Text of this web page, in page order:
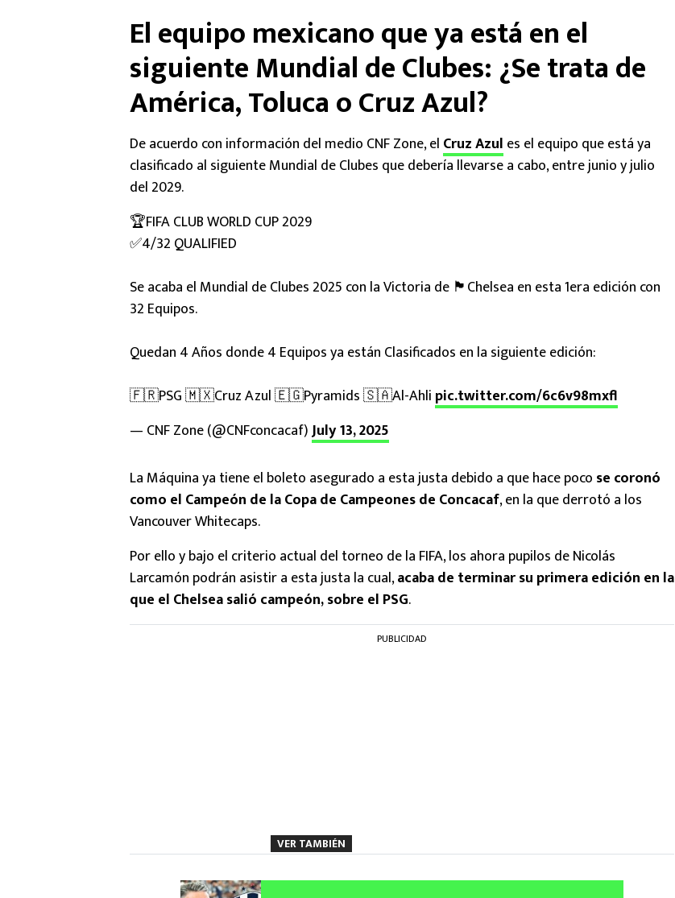
El equipo mexicano que ya está en el
siguiente Mundial de Clubes: ¿Se trata de
América, Toluca o Cruz Azul?
De acuerdo con información del medio CNF Zone, el Cruz Azul es el equipo que está ya
clasificado al siguiente Mundial de Clubes que debería llevarse a cabo, entre junio y julio
del 2029.
🏆FIFA CLUB WORLD CUP 2029
✅4/32 QUALIFIED
Se acaba el Mundial de Clubes 2025 con la Victoria de 🏴󠁧󠁢󠁥󠁮󠁧󠁿Chelsea en esta 1era edición con
32 Equipos.
Quedan 4 Años donde 4 Equipos ya están Clasificados en la siguiente edición:
🇫🇷PSG 🇲🇽Cruz Azul 🇪🇬Pyramids 🇸🇦Al-Ahli pic.twitter.com/6c6v98mxfl
— CNF Zone (@CNFconcacaf)July 13, 2025
La Máquina ya tiene el boleto asegurado a esta justa debido a que hace poco se coronó
como el Campeón de la Copa de Campeones de Concacaf, en la que derrotó a los
Vancouver Whitecaps.
Por ello y bajo el criterio actual del torneo de la FIFA, los ahora pupilos de Nicolás
Larcamón podrán asistir a esta justa la cual,acaba de terminar su primera edición en la
que el Chelsea salió campeón, sobre el PSG.
PUBLICIDAD
VER TAMBIÉN